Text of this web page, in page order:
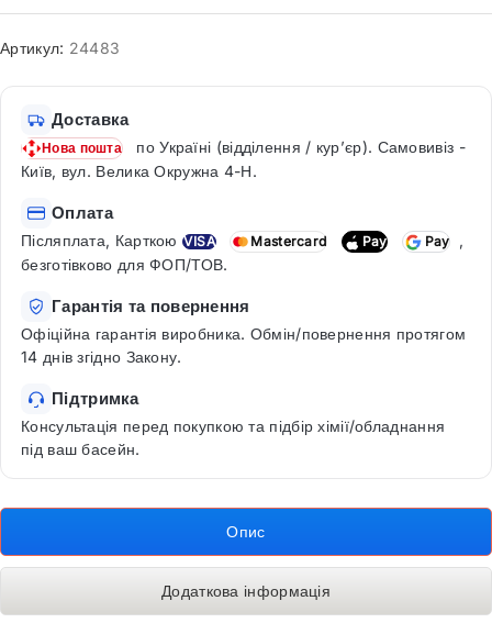
Артикул: 24483
Доставка
Нова пошта
по Україні (відділення / кур’єр). Самовивіз -
Київ, вул. Велика Окружна 4-Н.
Оплата
Післяплата, Карткою VISA Mastercard Pay Pay
,
безготівково для ФОП/ТОВ.
Гарантія та повернення
Офіційна гарантія виробника. Обмін/повернення протягом
14 днів згідно Закону.
Підтримка
Консультація перед покупкою та підбір хімії/обладнання
під ваш басейн.
Опис
Додаткова інформація